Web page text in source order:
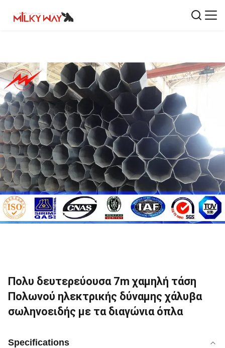
Πολυ δευτερεύουσα 7m χαμηλή τάση
Πολωνού ηλεκτρικής δύναμης χάλυβα
σωληνοειδής με τα διαγώνια όπλα
Specifications